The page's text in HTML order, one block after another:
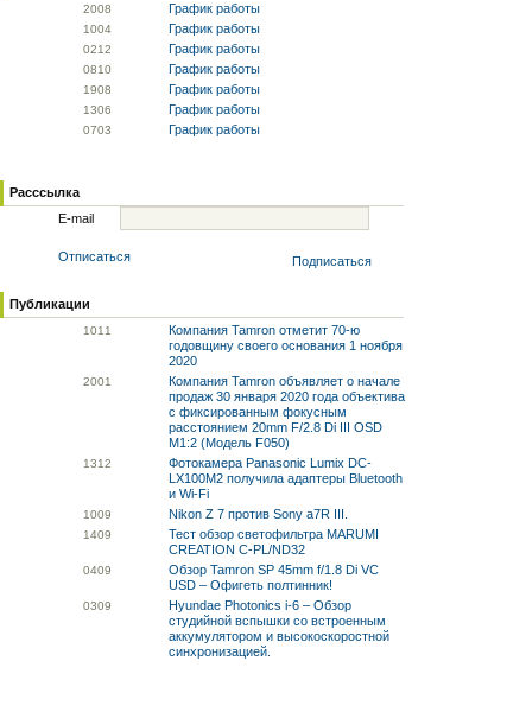
2008 График работы
1004 График работы
0212 График работы
0810 График работы
1908 График работы
1306 График работы
0703 График работы
Расссылка
E-mail
Отписаться Подписаться
Публикации
1011
Компания Tamron отметит 70-ю
годовщину своего основания 1 ноября
2020
2001
Компания Tamron объявляет о начале
продаж 30 января 2020 года объектива
с фиксированным фокусным
расстоянием 20mm F/2.8 Di III OSD
M1:2 (Модель F050)
1312
Фотокамера Panasonic Lumix DC-
LX100M2 получила адаптеры Bluetooth
и Wi-Fi
1009 Nikon Z 7 против Sony a7R III.
1409
Тест обзор светофильтра MARUMI
CREATION C-PL/ND32
0409
Обзор Tamron SP 45mm f/1.8 Di VC
USD – Офигеть полтинник!
0309
Hyundae Photonics i-6 – Обзор
студийной вспышки со встроенным
аккумулятором и высокоскоростной
синхронизацией.